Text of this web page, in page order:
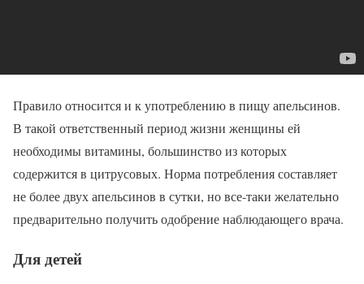
Правило относится и к употреблению в пищу апельсинов.
В такой ответственный период жизни женщины ей
необходимы витамины, большинство из которых
содержится в цитрусовых. Норма потребления составляет
не более двух апельсинов в сутки, но все-таки желательно
предварительно получить одобрение наблюдающего врача.
Для детей